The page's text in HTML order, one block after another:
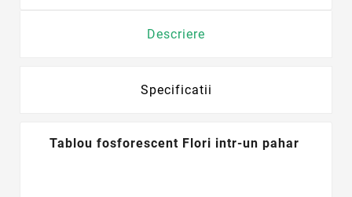
Descriere
Specificatii
Tablou fosforescent Flori intr-un pahar